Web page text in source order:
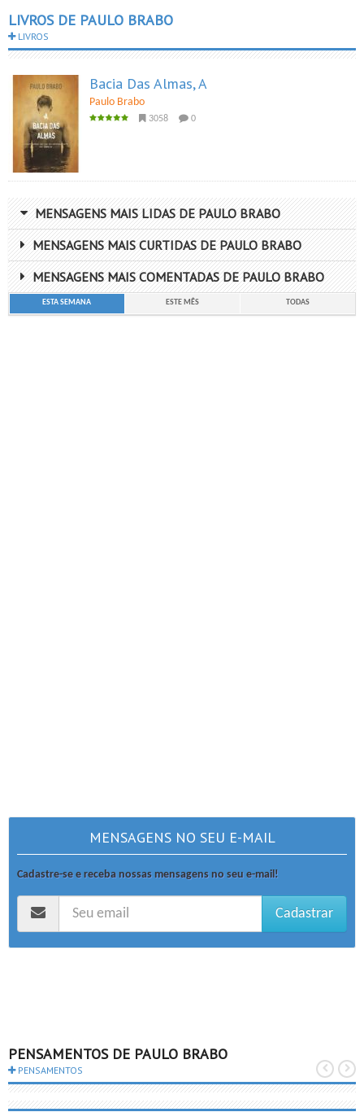
LIVROS DE PAULO BRABO
LIVROS
Bacia Das Almas, A
Paulo Brabo
3058 0
MENSAGENS MAIS LIDAS DE PAULO BRABO
MENSAGENS MAIS CURTIDAS DE PAULO BRABO
MENSAGENS MAIS COMENTADAS DE PAULO BRABO
ESTA SEMANA ESTE MÊS TODAS
MENSAGENS NO SEU E-MAIL
Cadastre-se e receba nossas mensagens no seu e-mail!
Cadastrar
PENSAMENTOS DE PAULO BRABO
PENSAMENTOS